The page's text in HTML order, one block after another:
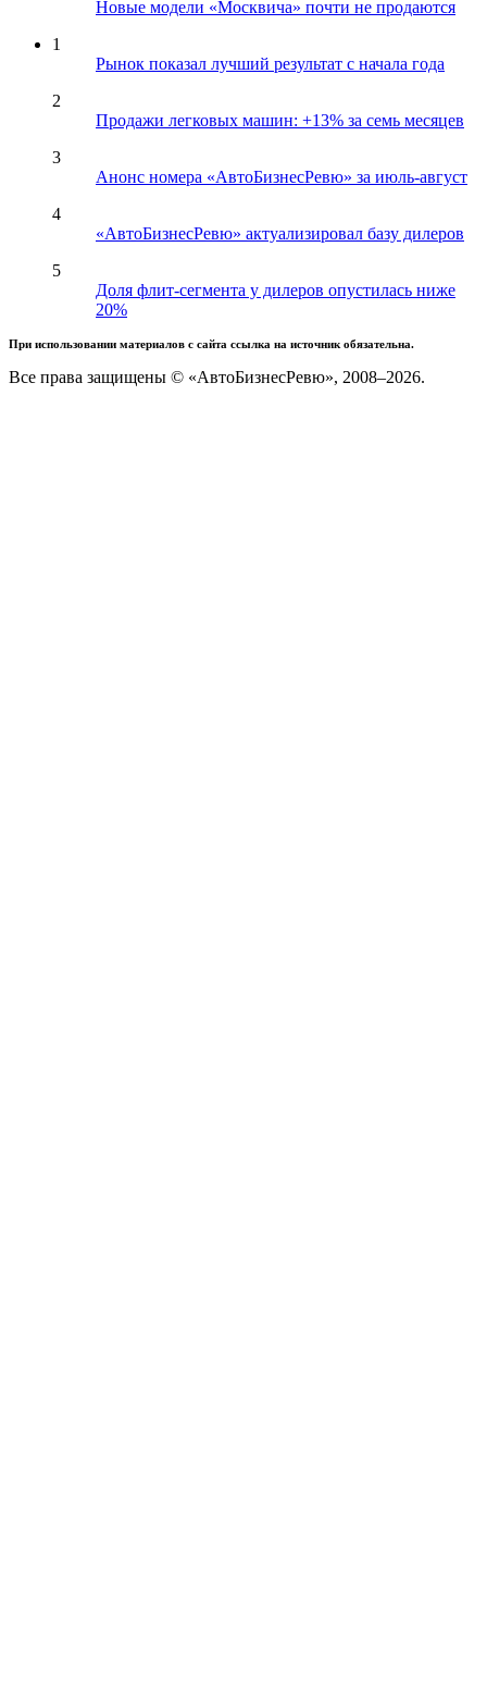
Новые модели «Москвича» почти не продаются
1
Рынок показал лучший результат с начала года
2
Продажи легковых машин: +13% за семь месяцев
3
Анонс номера «АвтоБизнесРевю» за июль-август
4
«АвтоБизнесРевю» актуализировал базу дилеров
5
Доля флит-сегмента у дилеров опустилась ниже
20%
При использовании материалов с сайта ссылка на источник обязательна.
Все права защищены © «АвтоБизнесРевю», 2008–2026.